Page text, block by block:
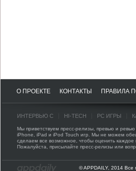
О ПРОЕКТЕ КОНТАКТЫ ПРАВИЛА
ИНТЕРВЬЮ С HI-TECH PC ИГРЫ
Мы приветствуем пресс-релизы, превью и
iPhone, iPad и iPod Touch игр. Мы не можем
сделаем все возможное, чтобы оценить каждое
Пожалуйста, присылайте пресс-релизы или
© APPDAILY, 2014 Все